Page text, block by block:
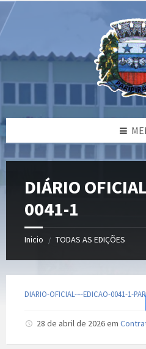
Ir
para
o
conteúdo
Pular
para
a
barra
lateral
esquerda
Pular
para
o
rodapé
DIÁRIO
0041-1
Inicio / TODAS AS EDIÇÕES
DIARIO-OFICIAL-–-EDICAO-0041-1-
28 de abril de 2026em